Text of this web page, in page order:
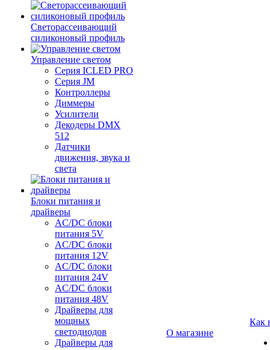
Светорассеивающий
силиконовый профиль
Управление светом
Серия ICLED PRO
Серия JM
Контроллеры
Диммеры
Усилители
Декодеры DMX
512
Датчики
движения, звука и
света
Блоки питания и
драйверы
AC/DC блоки
питания 5V
AC/DC блоки
питания 12V
AC/DC блоки
питания 24V
AC/DC блоки
питания 48V
Драйверы для
мощных
светодиодов
Драйверы для
О магазине
Как